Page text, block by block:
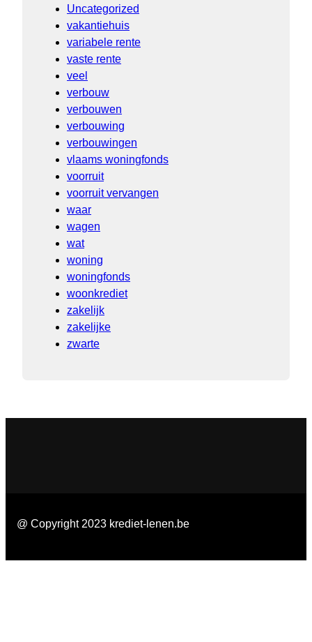
Uncategorized
vakantiehuis
variabele rente
vaste rente
veel
verbouw
verbouwen
verbouwing
verbouwingen
vlaams woningfonds
voorruit
voorruit vervangen
waar
wagen
wat
woning
woningfonds
woonkrediet
zakelijk
zakelijke
zwarte
@ Copyright 2023 krediet-lenen.be